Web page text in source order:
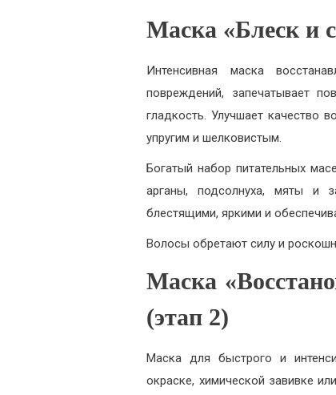
Маска «Блеск и
Интенсивная маска
повреждений, запечатывает
гладкость. Улучшает качество
упругим и шелковистым.
Богатый набор питательных
арганы, подсолнуха, мяты и
блестящими, яркими и
Волосы обретают силу и
Маска
(этап 2)
Маска для быстрого и
окраске, химической завивке